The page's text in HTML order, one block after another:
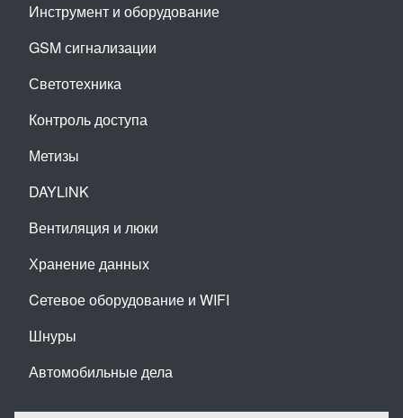
Инструмент и оборудование
GSM сигнализации
Светотехника
Контроль доступа
Метизы
DAYLiNK
Вентиляция и люки
Хранение данных
Cетевое оборудование и WIFI
Шнуры
Автомобильные дела